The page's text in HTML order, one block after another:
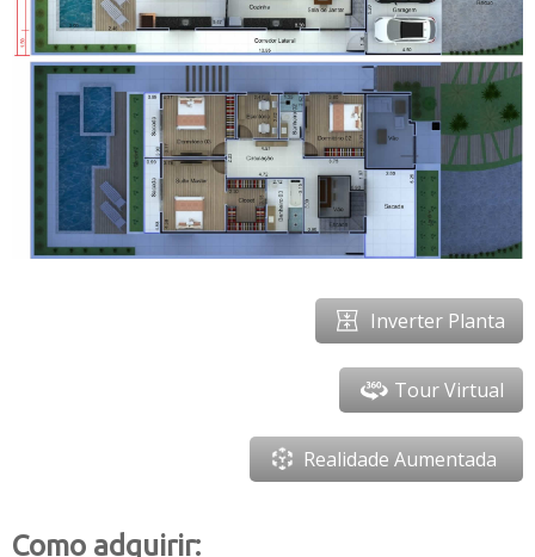
Inverter Planta
Tour Virtual
Realidade Aumentada
Como adquirir: